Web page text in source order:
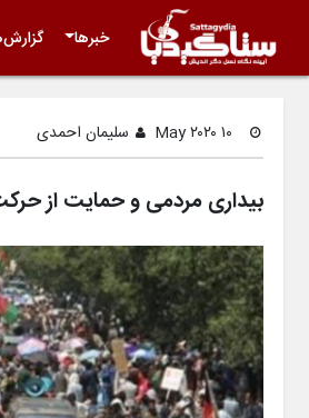
خبرها
سلیمان احمدی
بیداری مردمی و حمایت از